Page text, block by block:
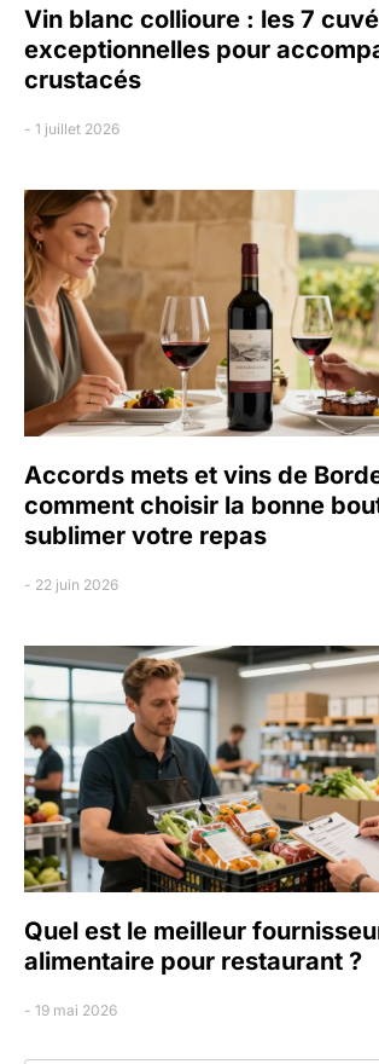
Vin blanc collioure : les 7
exceptionnelles pour
crustacés
1 juillet 2026
Accords mets et vins de
comment choisir la bonne
sublimer votre repas
22 juin 2026
Quel est le meilleur
alimentaire pour restaurant ?
19 mai 2026